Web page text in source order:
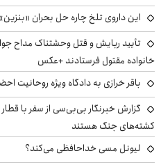
این داروی تلخ چاره حل بحران
تأیید ربایش و قتل وحشتناک مداح
خانواده مقتول فرستادند +عکس
باقر خرازی به دادگاه ویژه روحانیت
گزارش خبرنگار بی‌بی‌سی از سفر با قطار
کشته‌های جنگ هستند
لیونل مسی خداحافظی می‌کند؟